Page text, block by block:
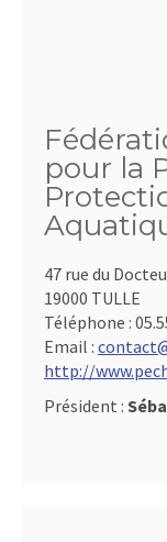
pour la
47 rue du
19000 TULLE
Téléphone :
Email :
http://
Président :